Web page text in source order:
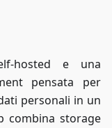
hosted e una
pensata per
personali in un
combina storage